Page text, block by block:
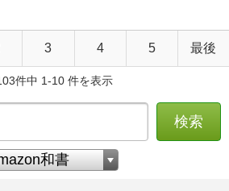
3 4 5 最後
件中 1-10 件を表示
検索